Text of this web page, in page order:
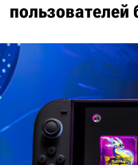
пользователей